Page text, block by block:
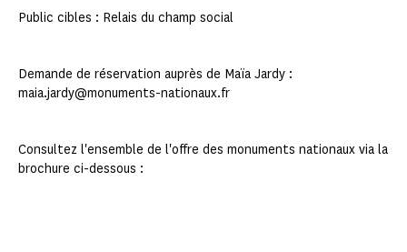
Public cibles : Relais du champ social
Demande de réservation auprès de Maïa Jardy :
maia.jardy@monuments-nationaux.fr
Consultez l'ensemble de l'offre des monuments nationaux via la
brochure ci-dessous :